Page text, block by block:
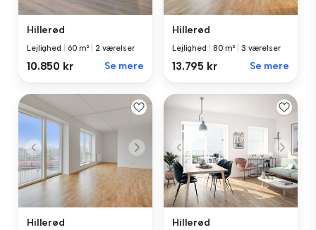
Hillerød
Lejlighed 60 m² 2 værelser
10.850 kr Se mere
Hillerød
Lejlighed 80 m² 3 værelser
13.795 kr Se mere
Hillerød Hillerød